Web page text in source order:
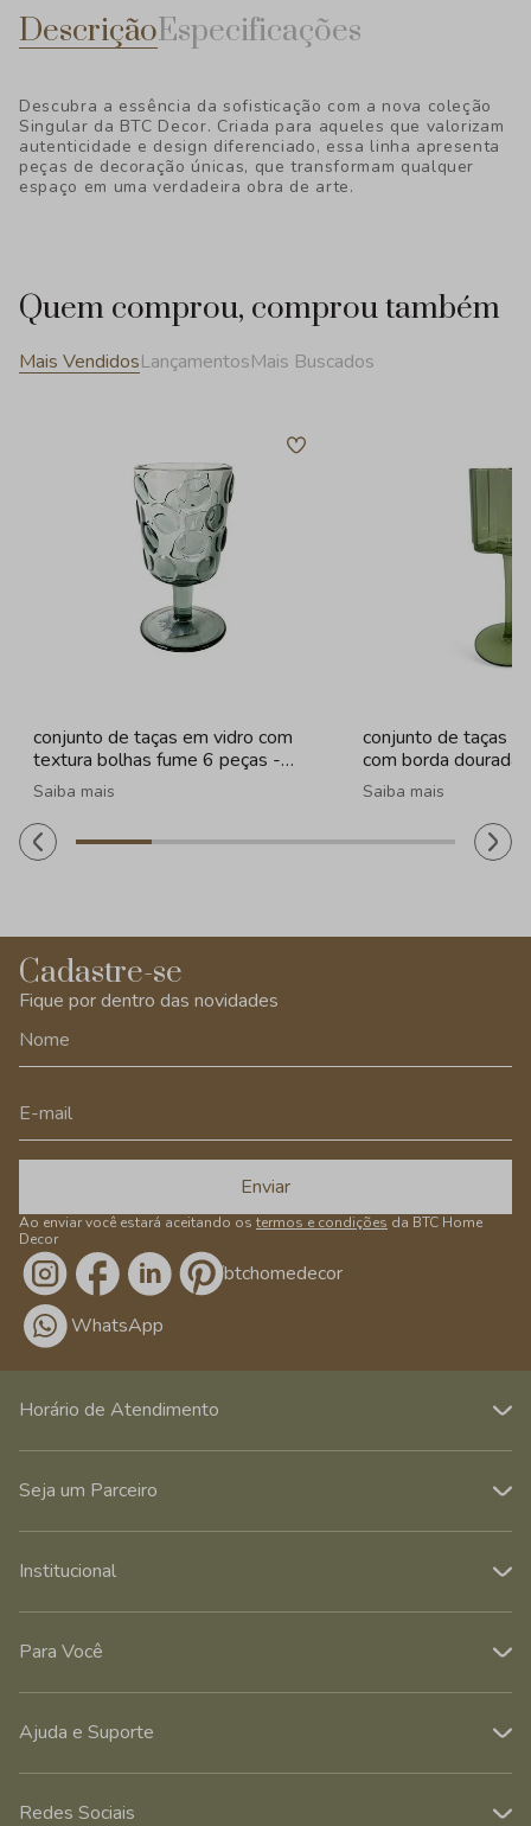
DescriçãoEspecificações
Descubra a essência da sofisticação com a nova coleção
Singular da BTC Decor. Criada para aqueles que valorizam
autenticidade e design diferenciado, essa linha apresenta
peças de decoração únicas, que transformam qualquer
espaço em uma verdadeira obra de arte.
Quem comprou, comprou também
Mais VendidosLançamentosMais Buscados
conjunto de taças em vidro com
textura bolhas fume 6 peças -
260ml
Saiba mais
conjunto de taças
com borda
Saiba mais
Cadastre-se
Fique por dentro das novidades
Enviar
Ao enviar você estará aceitando os termos e condições da BTC Home
Decor
/btchomedecor
WhatsApp
Horário de Atendimento
Seja um Parceiro
Institucional
Para Você
Ajuda e Suporte
Redes Sociais